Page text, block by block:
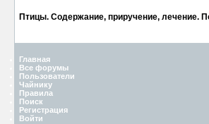
Птицы. Содержание, приручение, лечение.
Главная
Все форумы
Пользователи
Чайнику
Правила
Поиск
Регистрация
Войти